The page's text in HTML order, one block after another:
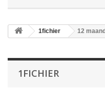
1fichier 12
1FICHIER